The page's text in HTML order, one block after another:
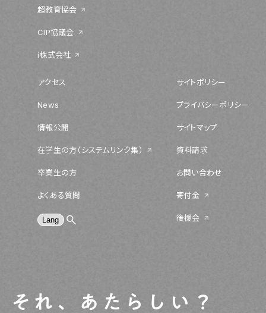
超教育協会
CIP協議会
i株式会社
アクセス
News
情報公開
在学生の方（システムリンク集）
卒業生の方
よくある質問
サイトポリシー
プライバシーポリシー
サイトマップ
資料請求
お問い合わせ
寄付金
後援会